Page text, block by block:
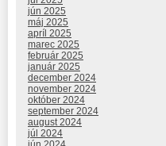
jún 2025
máj 2025
apríl 2025
marec 2025
február 2025
január 2025
december 2024
november 2024
október 2024
september 2024
august 2024
júl 2024